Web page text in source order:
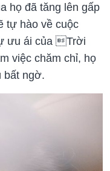
họ đã tăng lên gấp
tự hào về cuộc
ưu ái của Trời
việc chăm chỉ, họ
bất ngờ.